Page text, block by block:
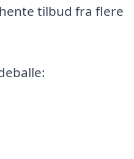
tilbud fra flere